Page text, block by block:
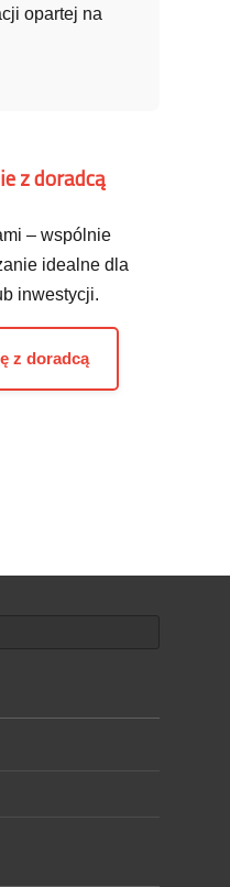
opartej na
z doradcą
– wspólnie
idealne dla
inwestycji.
z doradcą